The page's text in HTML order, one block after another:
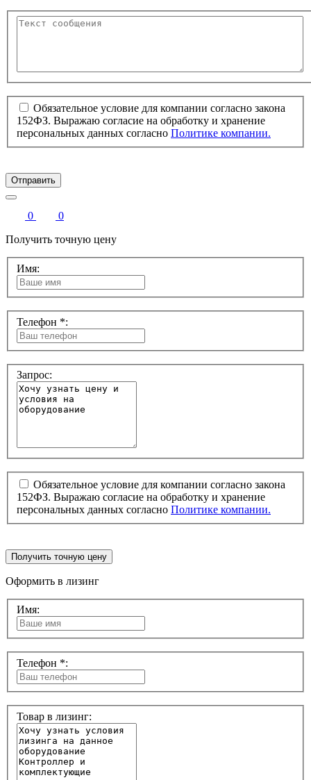
Обязательное условие для компании согласно закона
152ФЗ. Выражаю согласие на обработку и хранение
персональных данных согласно Политике компании.
Отправить
0
0
Получить точную цену
Имя:
Телефон *:
Запрос:
Обязательное условие для компании согласно закона
152ФЗ. Выражаю согласие на обработку и хранение
персональных данных согласно Политике компании.
Получить точную цену
Оформить в лизинг
Имя:
Телефон *:
Товар в лизинг: